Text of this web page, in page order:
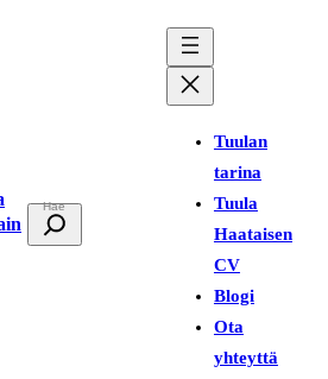
t
Tuulan
tarina
Tuula
Haataisen
CV
Blogi
Ota
yhteyttä